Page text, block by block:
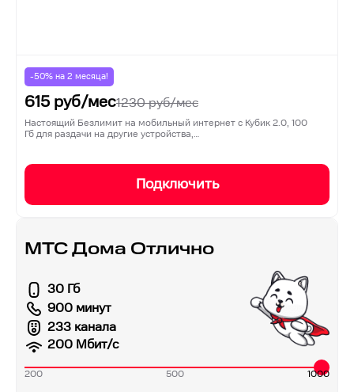
-50% на 2 месяца!
615 руб/мес1230руб/мес
Настоящий Безлимит на мобильный интернет с Кубик 2.0, 100
Гб для раздачи на другие устройства,…
Подключить
МТС Дома Отлично
30 Гб
900 минут
233 канала
200 Мбит/с
200 500 1000